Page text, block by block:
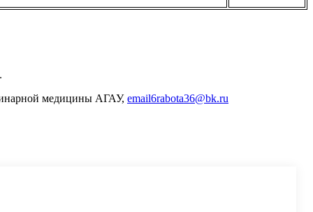
медицины АГАУ, email6rabota36@bk.ru